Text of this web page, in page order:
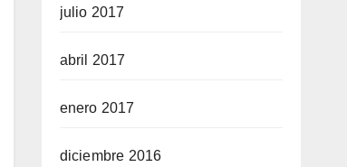
julio 2017
abril 2017
enero 2017
diciembre 2016